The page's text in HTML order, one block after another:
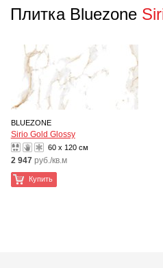
Плитка Bluezone
BLUEZONE
Sirio Gold Glossy
60 x 120 см
2 947 руб./кв.м
Купить